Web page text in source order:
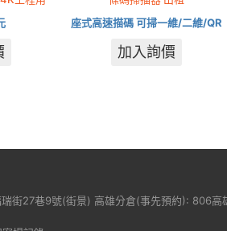
座式高速描碼 可掃一維/二維/QR
加入詢價
街27巷9號(街景) 高雄分倉(事先預約): 806高